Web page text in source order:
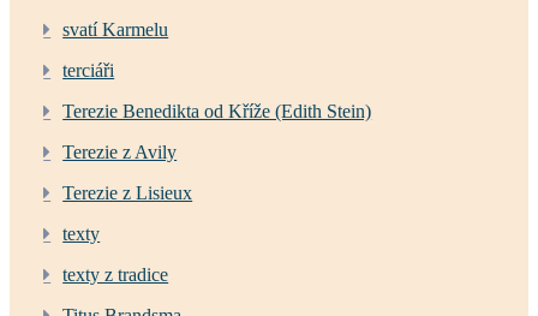
svatí Karmelu
terciáři
Terezie Benedikta od Kříže (Edith Stein)
Terezie z Avily
Terezie z Lisieux
texty
texty z tradice